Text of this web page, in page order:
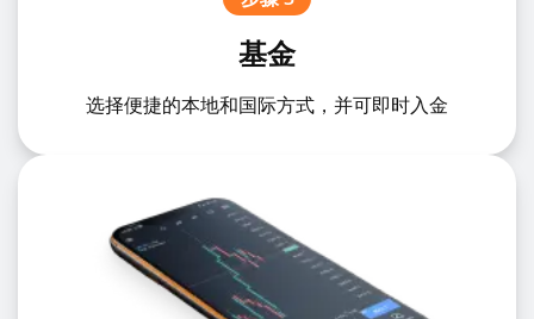
基金
选择便捷的本地和国际方式，并可即时入金